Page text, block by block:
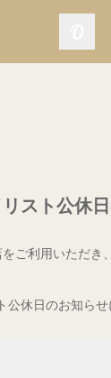
スト公休
ご利用いただき
休日のお知らせ